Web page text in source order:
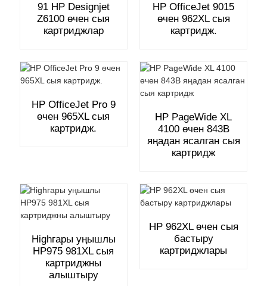
91 HP Designjet
Z6100 өчен сыя
картриджлар
HP OfficeJet 9015
өчен 962XL сыя
картридж.
HP OfficeJet Pro 9
өчен 965XL сыя
картридж.
HP PageWide XL
4100 өчен 843B
яңадан ясалган сыя
картридж
Highгары уңышлы
HP975 981XL сыя
картриджны
алыштыру
HP 962XL өчен сыя
бастыру
картриджлары